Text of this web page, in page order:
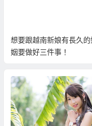
想要跟越南新娘有長久的
姻要做好三件事！